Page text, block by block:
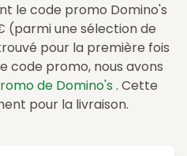
le code promo Domino's
(parmi une sélection de
pour la première fois
code promo, nous avons
de Domino's . Cette
pour la livraison.